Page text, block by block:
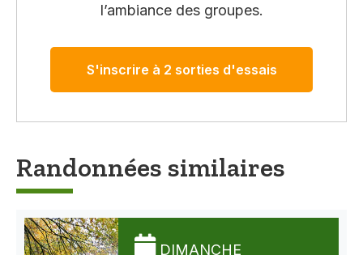
l’ambiance des groupes.
S'inscrire à 2 sorties d'essais
Randonnées similaires
DIMANCHE